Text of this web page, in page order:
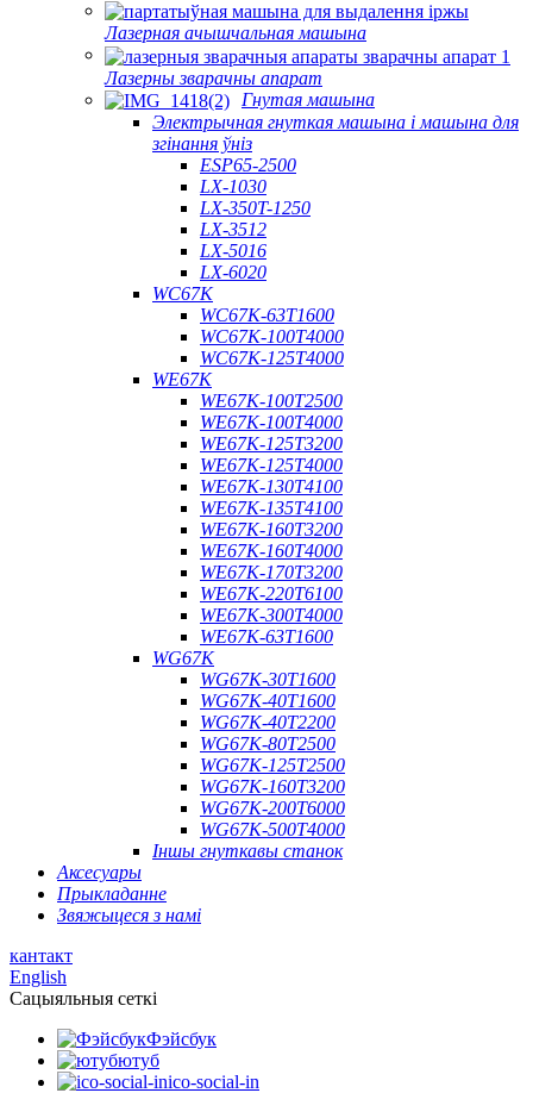
Лазерная ачышчальная машына
Лазерны зварачны апарат
Гнутая машына
Электрычная гнуткая машына і машына для
згінання ўніз
ESP65-2500
LX-1030
LX-350T-1250
LX-3512
LX-5016
LX-6020
WC67K
WC67K-63T1600
WC67K-100T4000
WC67K-125T4000
WE67K
WE67K-100T2500
WE67K-100T4000
WE67K-125T3200
WE67K-125T4000
WE67K-130T4100
WE67K-135T4100
WE67K-160T3200
WE67K-160T4000
WE67K-170T3200
WE67K-220T6100
WE67K-300T4000
WE67K-63T1600
WG67K
WG67K-30T1600
WG67K-40T1600
WG67K-40T2200
WG67K-80T2500
WG67K-125T2500
WG67K-160T3200
WG67K-200T6000
WG67K-500T4000
Іншы гнуткавы станок
Аксесуары
Прыкладанне
Звяжыцеся з намі
кантакт
English
Сацыяльныя сеткі
Фэйсбук
ютуб
ico-social-in